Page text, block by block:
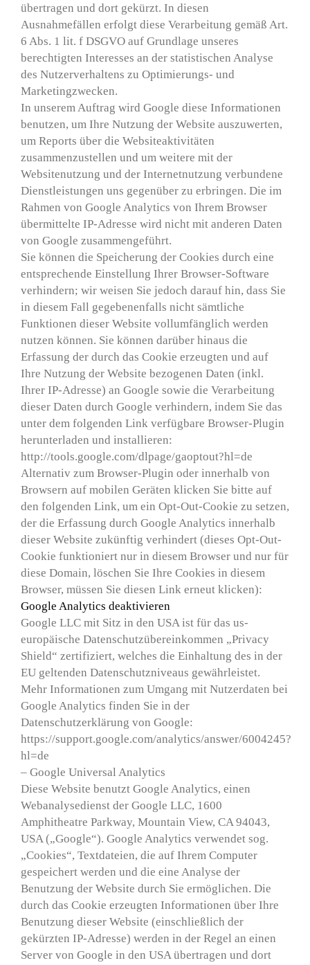
übertragen und dort gekürzt. In diesen
Ausnahmefällen erfolgt diese Verarbeitung gemäß Art.
6 Abs. 1 lit. f DSGVO auf Grundlage unseres
berechtigten Interesses an der statistischen Analyse
des Nutzerverhaltens zu Optimierungs- und
Marketingzwecken.
In unserem Auftrag wird Google diese Informationen
benutzen, um Ihre Nutzung der Website auszuwerten,
um Reports über die Websiteaktivitäten
zusammenzustellen und um weitere mit der
Websitenutzung und der Internetnutzung verbundene
Dienstleistungen uns gegenüber zu erbringen. Die im
Rahmen von Google Analytics von Ihrem Browser
übermittelte IP-Adresse wird nicht mit anderen Daten
von Google zusammengeführt.
Sie können die Speicherung der Cookies durch eine
entsprechende Einstellung Ihrer Browser-Software
verhindern; wir weisen Sie jedoch darauf hin, dass Sie
in diesem Fall gegebenenfalls nicht sämtliche
Funktionen dieser Website vollumfänglich werden
nutzen können. Sie können darüber hinaus die
Erfassung der durch das Cookie erzeugten und auf
Ihre Nutzung der Website bezogenen Daten (inkl.
Ihrer IP-Adresse) an Google sowie die Verarbeitung
dieser Daten durch Google verhindern, indem Sie das
unter dem folgenden Link verfügbare Browser-Plugin
herunterladen und installieren:
http://tools.google.com/dlpage/gaoptout?hl=de
Alternativ zum Browser-Plugin oder innerhalb von
Browsern auf mobilen Geräten klicken Sie bitte auf
den folgenden Link, um ein Opt-Out-Cookie zu setzen,
der die Erfassung durch Google Analytics innerhalb
dieser Website zukünftig verhindert (dieses Opt-Out-
Cookie funktioniert nur in diesem Browser und nur für
diese Domain, löschen Sie Ihre Cookies in diesem
Browser, müssen Sie diesen Link erneut klicken):
Google Analytics deaktivieren
Google LLC mit Sitz in den USA ist für das us-
europäische Datenschutzübereinkommen „Privacy
Shield“ zertifiziert, welches die Einhaltung des in der
EU geltenden Datenschutzniveaus gewährleistet.
Mehr Informationen zum Umgang mit Nutzerdaten bei
Google Analytics finden Sie in der
Datenschutzerklärung von Google:
https://support.google.com/analytics/answer/6004245?
hl=de
– Google Universal Analytics
Diese Website benutzt Google Analytics, einen
Webanalysedienst der Google LLC, 1600
Amphitheatre Parkway, Mountain View, CA 94043,
USA („Google“). Google Analytics verwendet sog.
„Cookies“, Textdateien, die auf Ihrem Computer
gespeichert werden und die eine Analyse der
Benutzung der Website durch Sie ermöglichen. Die
durch das Cookie erzeugten Informationen über Ihre
Benutzung dieser Website (einschließlich der
gekürzten IP-Adresse) werden in der Regel an einen
Server von Google in den USA übertragen und dort